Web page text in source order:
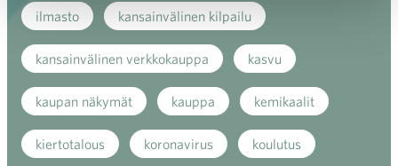
ilmasto kansainvälinen kilpailu
kansainvälinen verkkokauppa kasvu
kaupan näkymät kauppa kemikaalit
kiertotalous koronavirus koulutus